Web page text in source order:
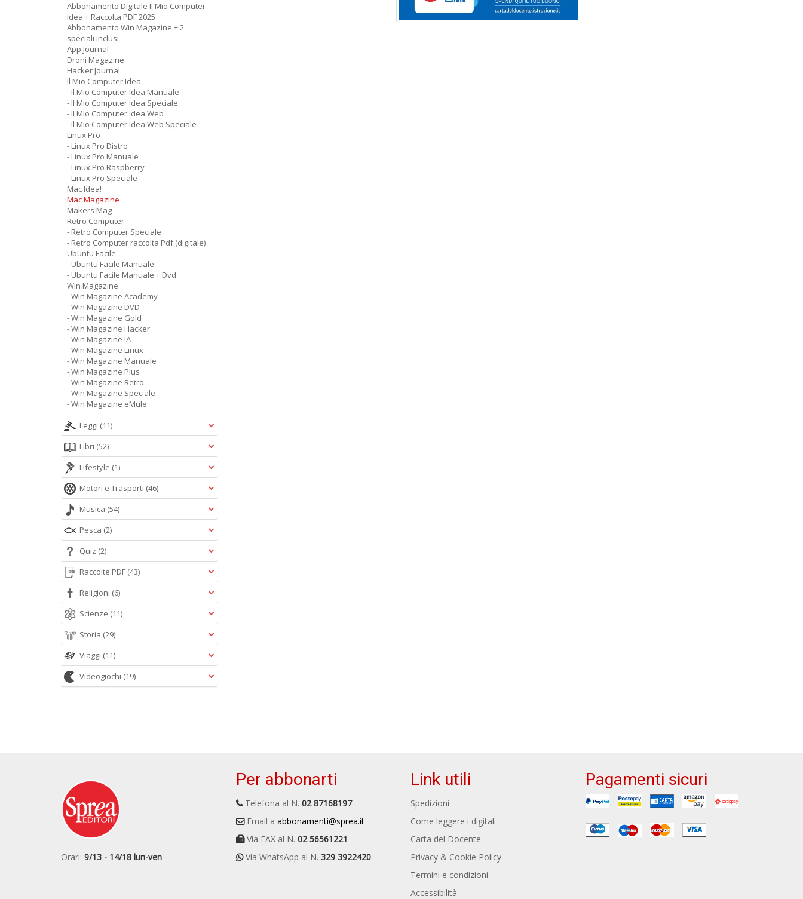
Abbonamento Digitale Il Mio Computer
Idea + Raccolta PDF 2025
Abbonamento Win Magazine + 2
speciali inclusi
App Journal
Droni Magazine
Hacker Journal
Il Mio Computer Idea
- Il Mio Computer Idea Manuale
- Il Mio Computer Idea Speciale
- Il Mio Computer Idea Web
- Il Mio Computer Idea Web Speciale
Linux Pro
- Linux Pro Distro
- Linux Pro Manuale
- Linux Pro Raspberry
- Linux Pro Speciale
Mac Idea!
Mac Magazine
Makers Mag
Retro Computer
- Retro Computer Speciale
- Retro Computer raccolta Pdf (digitale)
Ubuntu Facile
- Ubuntu Facile Manuale
- Ubuntu Facile Manuale + Dvd
Win Magazine
- Win Magazine Academy
- Win Magazine DVD
- Win Magazine Gold
- Win Magazine Hacker
- Win Magazine IA
- Win Magazine Linux
- Win Magazine Manuale
- Win Magazine Plus
- Win Magazine Retro
- Win Magazine Speciale
- Win Magazine eMule
Leggi (11)
Libri (52)
Lifestyle (1)
Motori e Trasporti (46)
Musica (54)
Pesca (2)
Quiz (2)
Raccolte PDF (43)
Religioni (6)
Scienze (11)
Storia (29)
Viaggi (11)
Videogiochi (19)
Orari: 9/13 - 14/18 lun-ven
Per abbonarti
Telefona al N. 02 87168197
Email a abbonamenti@sprea.it
Via FAX al N. 02 56561221
Via WhatsApp al N. 329 3922420
Link utili
Spedizioni
Come leggere i digitali
Carta del Docente
Privacy & Cookie Policy
Termini e condizioni
Accessibilità
Pagamenti sicuri